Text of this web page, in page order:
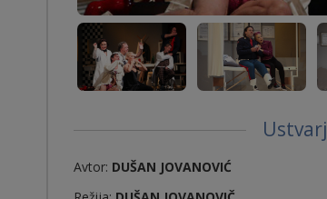
Avtor: DUŠAN JOVANOVIĆ